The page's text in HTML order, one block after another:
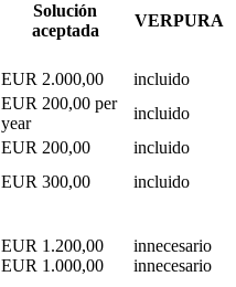
Solución
aceptada
VERPURA
EUR 2.000,00
incluido
EUR 200,00 per
year
incluido
EUR 200,00
incluido
EUR 300,00
incluido
EUR 1.200,00
EUR 1.000,00
innecesario
innecesario